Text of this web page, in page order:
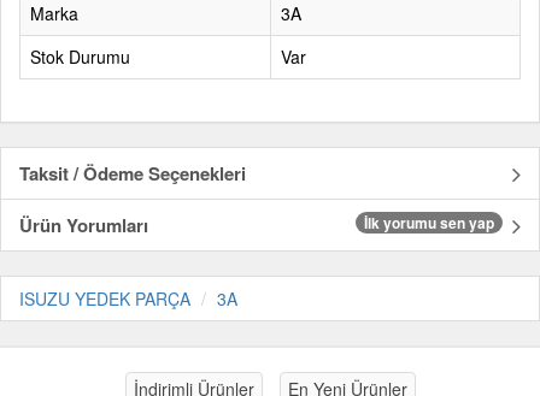
Marka
3A
Stok Durumu
Var
Taksit / Ödeme Seçenekleri
Ürün Yorumları
İlk yorumu sen yap
ISUZU YEDEK PARÇA 3A
İndirimli Ürünler En Yeni Ürünler